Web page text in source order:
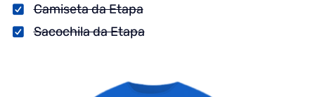
Camiseta da Etapa
Sacochila da Etapa